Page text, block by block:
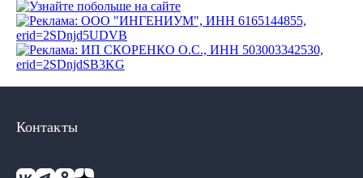
Контакты